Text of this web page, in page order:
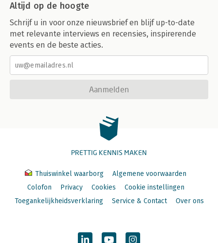
Altijd op de hoogte
Schrijf u in voor onze nieuwsbrief en blijf up-to-date
met relevante interviews en recensies, inspirerende
events en de beste acties.
Aanmelden
PRETTIG KENNIS MAKEN
Thuiswinkel waarborg
Algemene voorwaarden
Colofon
Privacy Cookies
Cookie instellingen
Toegankelijkheidsverklaring
Service & Contact Over ons